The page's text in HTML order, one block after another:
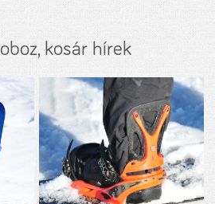
kosár hírek